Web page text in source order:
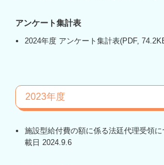
アンケート集計表
2024年度 アンケート集計表(PDF,
2023年度
施設型給付費の額に係る法廷代理受領
載日 2024.9.6